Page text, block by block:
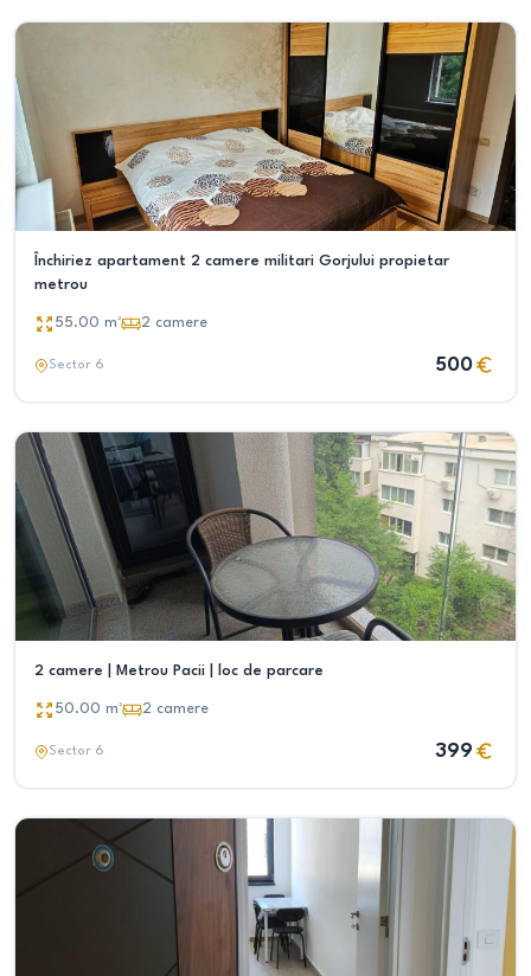
Închiriez apartament 2 camere militari Gorjului propietar
metrou
55.00 m² 2 camere
Sector 6 500
2 camere | Metrou Pacii | loc de parcare
50.00 m² 2 camere
Sector 6 399